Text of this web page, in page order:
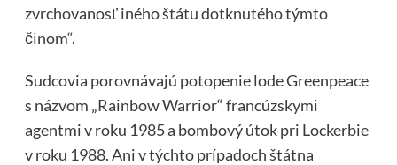
zvrchovanosť iného štátu dotknutého týmto
činom“.
Sudcovia porovnávajú potopenie lode Greenpeace
s názvom „Rainbow Warrior“ francúzskymi
agentmi v roku 1985 a bombový útok pri Lockerbie
v roku 1988. Ani v týchto prípadoch štátna